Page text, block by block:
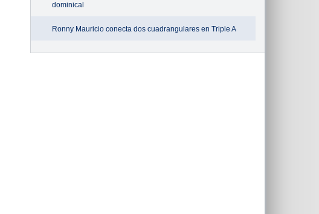
dominical
Ronny Mauricio conecta dos cuadrangulares en Triple A